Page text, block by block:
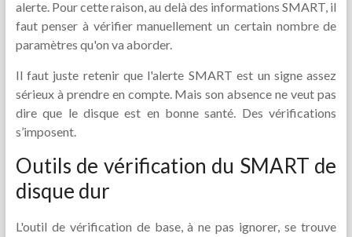
alerte. Pour cette raison, au delà des informations SMART, il
faut penser à vérifier manuellement un certain nombre de
paramètres qu'on va aborder.
Il faut juste retenir que l'alerte SMART est un signe assez
sérieux à prendre en compte. Mais son absence ne veut pas
dire que le disque est en bonne santé. Des vérifications
s’imposent.
Outils de vérification du SMART de
disque dur
L'outil de vérification de base, à ne pas ignorer, se trouve